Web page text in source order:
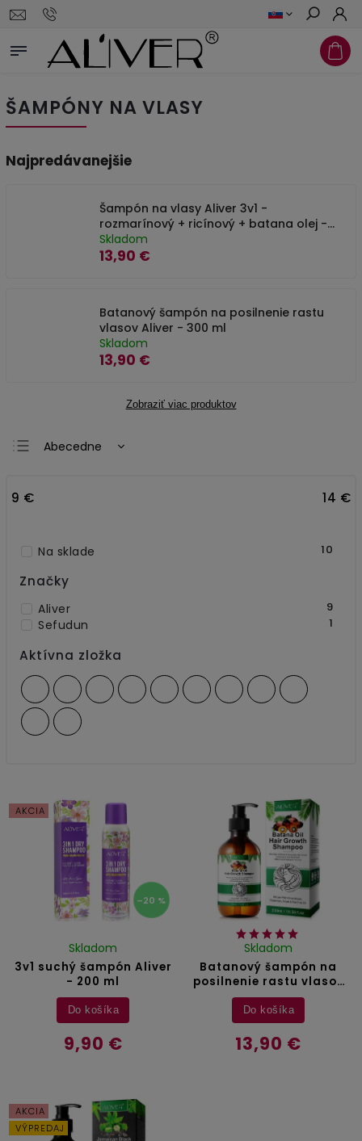
Hľadať
ŠAMPÓNY NA VLASY
Najpredávanejšie
Šampón na vlasy Aliver 3v1 -
rozmarínový + ricínový + batana olej -
300 ml
Skladom
13,90 €
Batanový šampón na posilnenie rastu
vlasov Aliver - 300 ml
Skladom
13,90 €
Zobraziť viac produktov
Abecedne
9 € 14 €
Na sklade 10
Značky
Aliver 9
Sefudun 1
Aktívna zložka
AKCIA
–20 %
3v1 suchý šampón Aliver
- 200 ml
Skladom
9,90 €
Do košíka
Batanový šampón na
posilnenie rastu vlasov
Aliver - 300 ml
Skladom
13,90 €
Do košíka
AKCIA
VÝPREDAJ